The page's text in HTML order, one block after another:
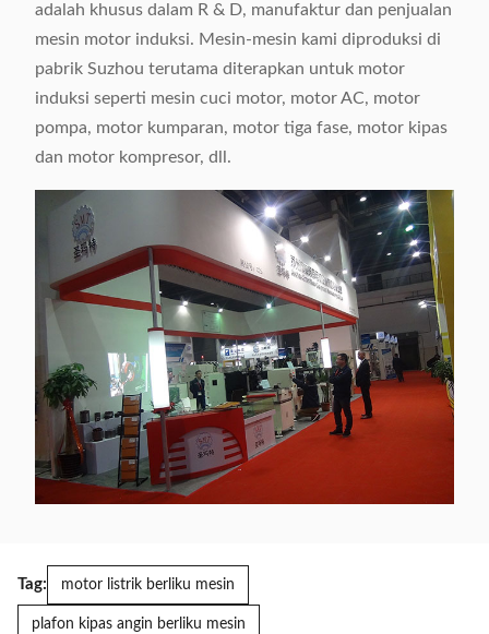
adalah khusus dalam R & D, manufaktur dan penjualan
mesin motor induksi. Mesin-mesin kami diproduksi di
pabrik Suzhou terutama diterapkan untuk motor
induksi seperti mesin cuci motor, motor AC, motor
pompa, motor kumparan, motor tiga fase, motor kipas
dan motor kompresor, dll.
Tag: motor listrik berliku mesin
plafon kipas angin berliku mesin